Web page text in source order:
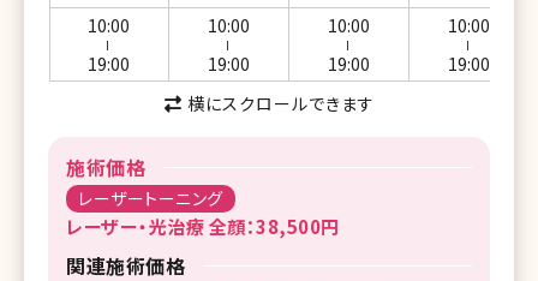
10:00
19:00
10:00
19:00
10:00
19:00
10:00
19:00
横にスクロールできます
施術価格
レーザートーニング
レーザー・光治療 全顔：38,500円
関連施術価格